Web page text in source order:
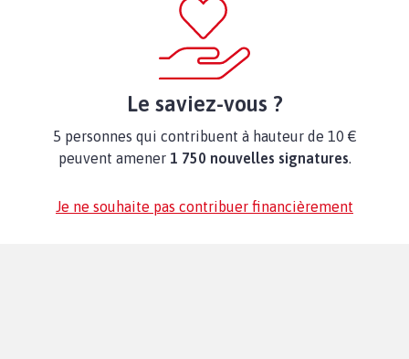
Le saviez-vous ?
5 personnes qui contribuent à hauteur de 10 €
peuvent amener 1 750 nouvelles signatures.
Je ne souhaite pas contribuer financièrement